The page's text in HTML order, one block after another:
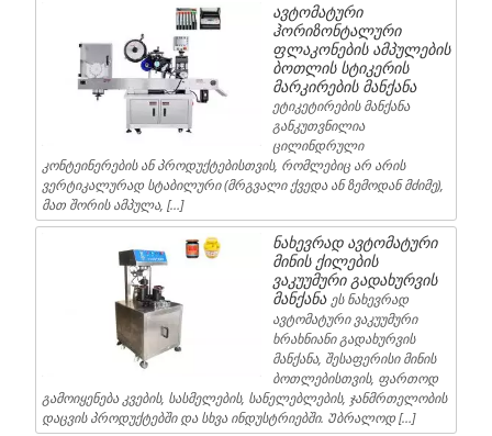
ავტომატური
ჰორიზონტალური
ფლაკონების ამპულების
ბოთლის სტიკერის
მარკირების მანქანა
ეტიკეტირების მანქანა
განკუთვნილია
ცილინდრული
კონტეინერების ან პროდუქტებისთვის, რომლებიც არ არის
ვერტიკალურად სტაბილური (მრგვალი ქვედა ან ზემოდან მძიმე),
მათ შორის ამპულა, […]
ნახევრად ავტომატური
მინის ქილების
ვაკუუმური გადახურვის
მანქანა ეს ნახევრად
ავტომატური ვაკუუმური
ხრახნიანი გადახურვის
მანქანა, შესაფერისი მინის
ბოთლებისთვის, ფართოდ
გამოიყენება კვების, სასმელების, სანელებლების, ჯანმრთელობის
დაცვის პროდუქტებში და სხვა ინდუსტრიებში. Უბრალოდ […]